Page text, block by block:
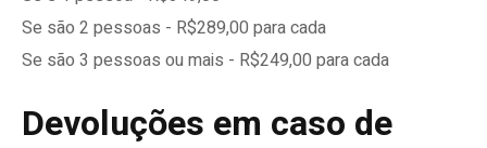
Se são 2 pessoas - R$289,00 para cada
Se são 3 pessoas ou mais - R$249,00 para cada
Devoluções em caso de